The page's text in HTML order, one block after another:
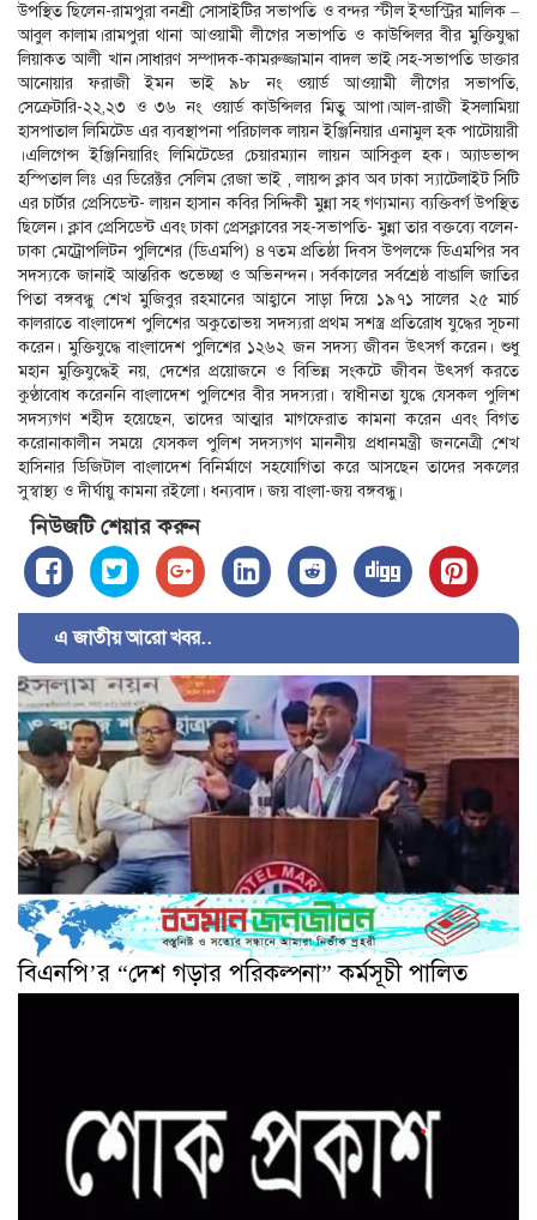
উপস্থিত ছিলেন-রামপুরা বনশ্রী সোসাইটির সভাপতি ও বন্দর স্টীল ইন্ডাস্ট্রির মালিক –
আবুল কালাম।রামপুরা থানা আওয়ামী লীগের সভাপতি ও কাউন্সিলর বীর মুক্তিযুদ্ধা
লিয়াকত আলী খান।সাধারণ সম্পাদক-কামরুজ্জামান বাদল ভাই।সহ-সভাপতি ডাক্তার
আনোয়ার ফরাজী ইমন ভাই ৯৮ নং ওয়ার্ড আওয়ামী লীগের সভাপতি,
সেক্রেটারি-২২,২৩ ও ৩৬ নং ওয়ার্ড কাউন্সিলর মিতু আপা।আল-রাজী ইসলামিয়া
হাসপাতাল লিমিটেড এর ব্যবস্থাপনা পরিচালক লায়ন ইঞ্জিনিয়ার এনামুল হক পাটোয়ারী
।এলিগেন্স ইঞ্জিনিয়ারিং লিমিটেডের চেয়ারম্যান লায়ন আসিকুল হক। অ্যাডভান্স
হস্পিতাল লিঃ এর ডিরেক্টর সেলিম রেজা ভাই , লায়ন্স ক্লাব অব ঢাকা স্যাটেলাইট সিটি
এর চার্টার প্রেসিডেন্ট- লায়ন হাসান কবির সিদ্দিকী মুন্না সহ গণ্যমান্য ব্যক্তিবর্গ উপস্থিত
ছিলেন। ক্লাব প্রেসিডেন্ট এবং ঢাকা প্রেসক্লাবের সহ-সভাপতি- মুন্না তার বক্তব্যে বলেন-
ঢাকা মেট্রোপলিটন পুলিশের (ডিএমপি) ৪৭তম প্রতিষ্ঠা দিবস উপলক্ষে ডিএমপির সব
সদস্যকে জানাই আন্তরিক শুভেচ্ছা ও অভিনন্দন। সর্বকালের সর্বশ্রেষ্ঠ বাঙালি জাতির
পিতা বঙ্গবন্ধু শেখ মুজিবুর রহমানের আহ্বানে সাড়া দিয়ে ১৯৭১ সালের ২৫ মার্চ
কালরাতে বাংলাদেশ পুলিশের অকুতোভয় সদস্যরা প্রথম সশস্ত্র প্রতিরোধ যুদ্ধের সূচনা
করেন। মুক্তিযুদ্ধে বাংলাদেশ পুলিশের ১২৬২ জন সদস্য জীবন উৎসর্গ করেন। শুধু
মহান মুক্তিযুদ্ধেই নয়, দেশের প্রয়োজনে ও বিভিন্ন সংকটে জীবন উৎসর্গ করতে
কুণ্ঠাবোধ করেননি বাংলাদেশ পুলিশের বীর সদস্যরা। স্বাধীনতা যুদ্ধে যেসকল পুলিশ
সদস্যগণ শহীদ হয়েছেন, তাদের আত্মার মাগফেরাত কামনা করেন এবং বিগত
করোনাকালীন সময়ে যেসকল পুলিশ সদস্যগণ মাননীয় প্রধানমন্ত্রী জননেত্রী শেখ
হাসিনার ডিজিটাল বাংলাদেশ বিনির্মাণে সহযোগিতা করে আসছেন তাদের সকলের
সুস্বাস্থ্য ও দীর্ঘায়ু কামনা রইলো। ধন্যবাদ। জয় বাংলা-জয় বঙ্গবন্ধু।
নিউজটি শেয়ার করুন
এ জাতীয় আরো খবর..
বিএনপি’র “দেশ গড়ার পরিকল্পনা” কর্মসূচী পালিত